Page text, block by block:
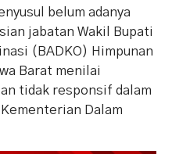
belum adanya
jabatan Wakil Bupati
(BADKO) Himpunan
Barat menilai
tidak responsif dalam
Dalam